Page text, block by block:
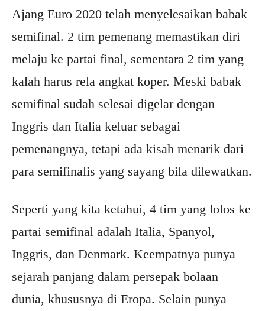
Ajang Euro 2020 telah menyelesaikan babak
semifinal. 2 tim pemenang memastikan diri
melaju ke partai final, sementara 2 tim yang
kalah harus rela angkat koper. Meski babak
semifinal sudah selesai digelar dengan
Inggris dan Italia keluar sebagai
pemenangnya, tetapi ada kisah menarik dari
para semifinalis yang sayang bila dilewatkan.
Seperti yang kita ketahui, 4 tim yang lolos ke
partai semifinal adalah Italia, Spanyol,
Inggris, dan Denmark. Keempatnya punya
sejarah panjang dalam persepak bolaan
dunia, khususnya di Eropa. Selain punya